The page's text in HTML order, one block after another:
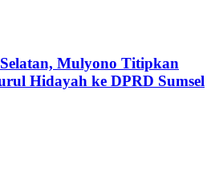
Mulyono Titipkan
Hidayah ke DPRD Sumsel